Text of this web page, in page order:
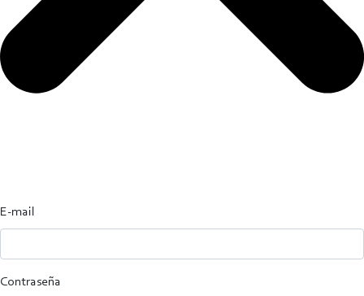
E-mail
Contraseña